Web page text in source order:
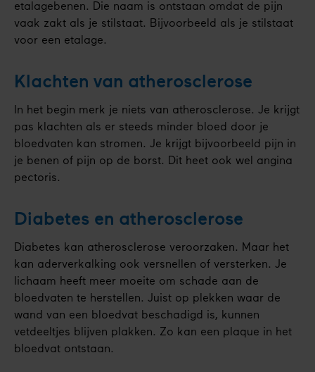
etalagebenen. Die naam is ontstaan omdat de pijn
vaak zakt als je stilstaat. Bijvoorbeeld als je stilstaat
voor een etalage.
Klachten van atherosclerose
In het begin merk je niets van atherosclerose. Je krijgt
pas klachten als er steeds minder bloed door je
bloedvaten kan stromen. Je krijgt bijvoorbeeld pijn in
je benen of pijn op de borst. Dit heet ook wel angina
pectoris.
Diabetes en atherosclerose
Diabetes kan atherosclerose veroorzaken. Maar het
kan aderverkalking ook versnellen of versterken. Je
lichaam heeft meer moeite om schade aan de
bloedvaten te herstellen. Juist op plekken waar de
wand van een bloedvat beschadigd is, kunnen
vetdeeltjes blijven plakken. Zo kan een plaque in het
bloedvat ontstaan.